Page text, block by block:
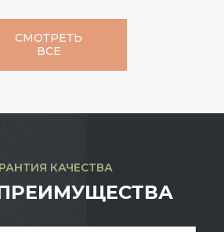
СМОТРЕТЬ
ВСЕ
КАЧЕСТВА